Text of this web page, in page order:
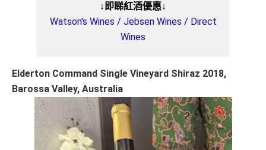
↓即睇紅酒優惠↓
Watson's Wines / Jebsen Wines / Direct
Wines
Elderton Command Single Vineyard Shiraz 2018,
Barossa Valley, Australia